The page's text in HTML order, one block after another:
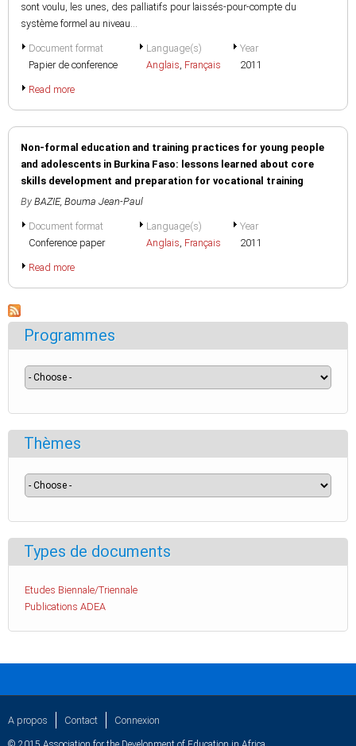
sont voulu, les unes, des palliatifs pour laissés-pour-compte du
système formel au niveau...
Document format
Papier de conference
Language(s)
Anglais, Français
Year
2011
Read more
Non-formal education and training practices for young people
and adolescents in Burkina Faso: lessons learned about core
skills development and preparation for vocational training
By BAZIE, Bouma Jean-Paul
Document format
Conference paper
Language(s)
Anglais, Français
Year
2011
Read more
Programmes
Thèmes
Types de documents
Etudes Biennale/Triennale
Publications ADEA
A propos Contact Connexion